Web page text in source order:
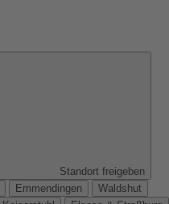
Standort freigeben
Emmendingen
Waldshut